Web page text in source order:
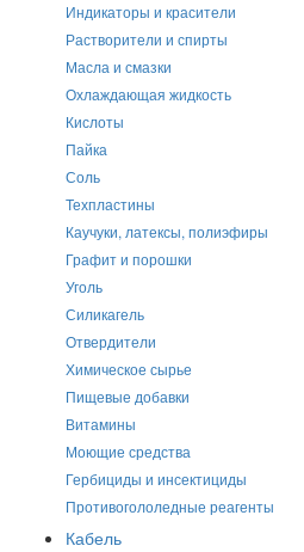
Индикаторы и красители
Растворители и спирты
Масла и смазки
Охлаждающая жидкость
Кислоты
Пайка
Соль
Техпластины
Каучуки, латексы, полиэфиры
Графит и порошки
Уголь
Силикагель
Отвердители
Химическое сырье
Пищевые добавки
Витамины
Моющие средства
Гербициды и инсектициды
Противогололедные реагенты
Кабель